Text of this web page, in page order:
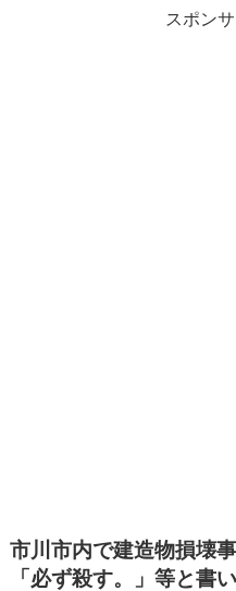
スポン
市川市内で建造物損壊
「必ず殺す。」等と書